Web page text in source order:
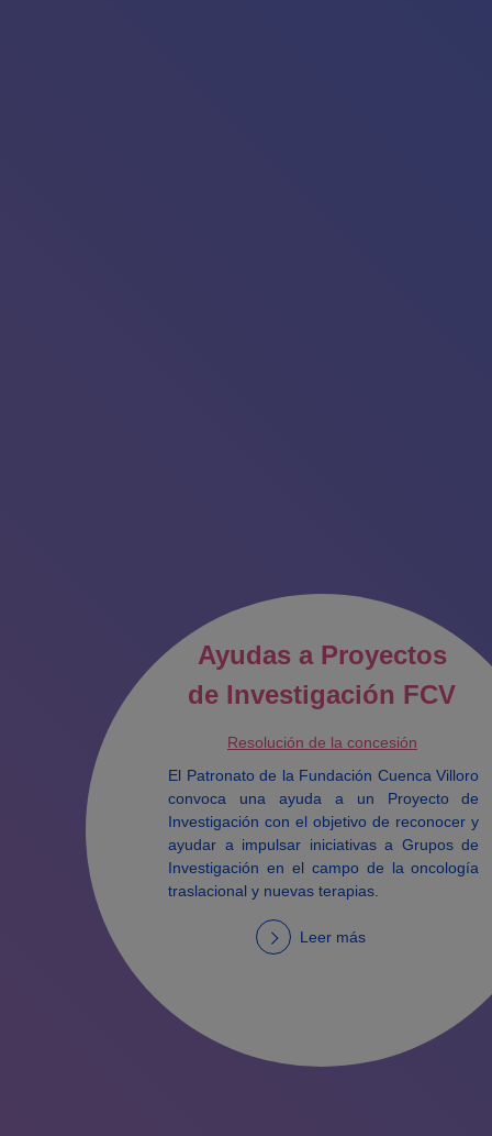
Ayudas a Proyectos
de Investigación FCV
Resolución de la concesión
El Patronato de la Fundación Cuenca Villoro
convoca una ayuda a un Proyecto de
Investigación con el objetivo de reconocer y
ayudar a impulsar iniciativas a Grupos de
Investigación en el campo de la oncología
traslacional y nuevas terapias.
Leer más